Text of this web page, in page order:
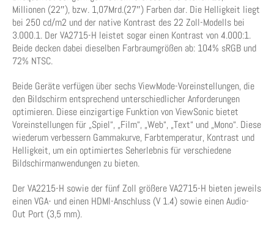
Millionen (22″), bzw. 1,07Mrd.(27″) Farben dar. Die Helligkeit liegt
bei 250 cd/m2 und der native Kontrast des 22 Zoll-Modells bei
3.000.1. Der VA2715-H leistet sogar einen Kontrast von 4.000:1.
Beide decken dabei dieselben Farbraumgrößen ab: 104% sRGB und
72% NTSC.
Beide Geräte verfügen über sechs ViewMode-Voreinstellungen, die
den Bildschirm entsprechend unterschiedlicher Anforderungen
optimieren. Diese einzigartige Funktion von ViewSonic bietet
Voreinstellungen für „Spiel“, „Film“, „Web“, „Text“ und „Mono“. Diese
wiederum verbessern Gammakurve, Farbtemperatur, Kontrast und
Helligkeit, um ein optimiertes Seherlebnis für verschiedene
Bildschirmanwendungen zu bieten.
Der VA2215-H sowie der fünf Zoll größere VA2715-H bieten jeweils
einen VGA- und einen HDMI-Anschluss (V 1.4) sowie einen Audio-
Out Port (3,5 mm).